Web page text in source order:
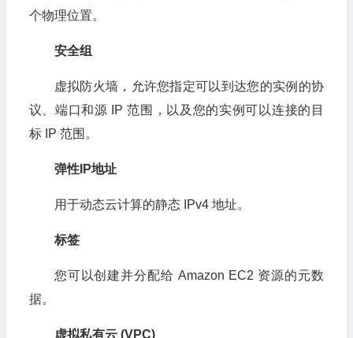
个物理位置。
安全组
虚拟防火墙，允许您指定可以到达您的实例的协
议、端口和源 IP 范围，以及您的实例可以连接的目
标 IP 范围。
弹性IP地址
用于动态云计算的静态 IPv4 地址。
标签
您可以创建并分配给 Amazon EC2 资源的元数
据。
虚拟私有云 (VPC)